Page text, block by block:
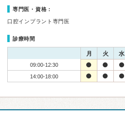
専門医・資格：
口腔インプラント専門医
診療時間
月 火 水
09:00-12:30
14:00-18:00